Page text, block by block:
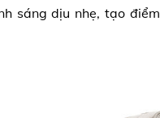
sáng dịu nhẹ, tạo